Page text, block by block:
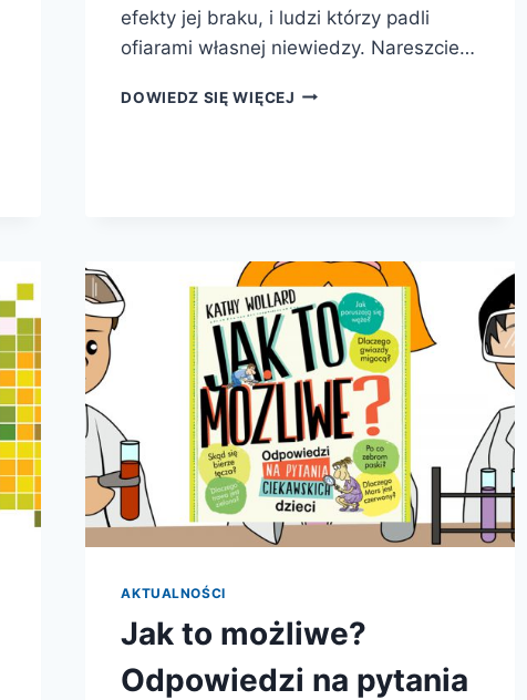
efekty jej braku, i ludzi którzy padli
ofiarami własnej niewiedzy. Nareszcie…
DOWIEDZ SIĘ WIĘCEJ PRAWIE
AKTUALNOŚCI
Jak to możliwe?
Odpowiedzi na pytania